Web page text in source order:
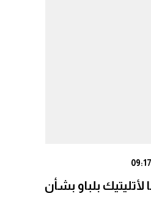
بلباو بشأن